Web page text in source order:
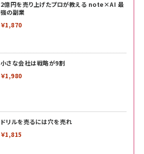
2億円を売り上げたプロが教える note×AI 最
強の副業
￥1,870
小さな会社は戦略が9割
￥1,980
ドリルを売るには穴を売れ
￥1,815